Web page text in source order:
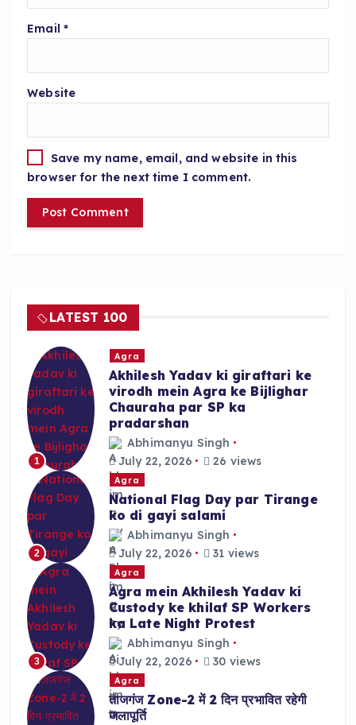
Email *
Website
Save my name, email, and website in this
browser for the next time I comment.
LATEST 100
1
Agra
Akhilesh Yadav ki giraftari ke
virodh mein Agra ke Bijlighar
Chauraha par SP ka
pradarshan
Abhimanyu Singh
July 22, 2026
26 views
2
Agra
National Flag Day par Tirange
ko di gayi salami
Abhimanyu Singh
July 22, 2026
31 views
3
Agra
Agra mein Akhilesh Yadav ki
Custody ke khilaf SP Workers
ka Late Night Protest
Abhimanyu Singh
July 22, 2026
30 views
Agra
ताजगंज Zone-2 में 2 दिन प्रभावित रहेगी
जलापूर्ति